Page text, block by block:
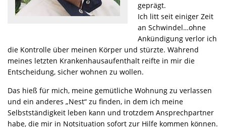
geprägt.
Ich litt seit einiger Zeit
an Schwindel…ohne
Ankündigung verlor ich
die Kontrolle über meinen Körper und stürzte. Während
meines letzten Krankenhausaufenthalt reifte in mir die
Entscheidung, sicher wohnen zu wollen.
Das hieß für mich, meine gemütliche Wohnung zu verlassen
und ein anderes „Nest“ zu finden, in dem ich meine
Selbstständigkeit leben kann und trotzdem Ansprechpartner
habe, die mir in Notsituation sofort zur Hilfe kommen können.